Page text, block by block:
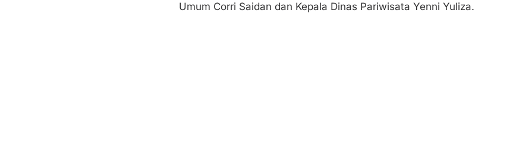
Umum Corri Saidan dan Kepala Dinas Pariwisata Yenni Yuliza.